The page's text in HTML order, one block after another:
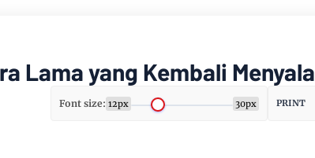
Lama yang Kembali Menyala
Font size: 12px 30px PRINT